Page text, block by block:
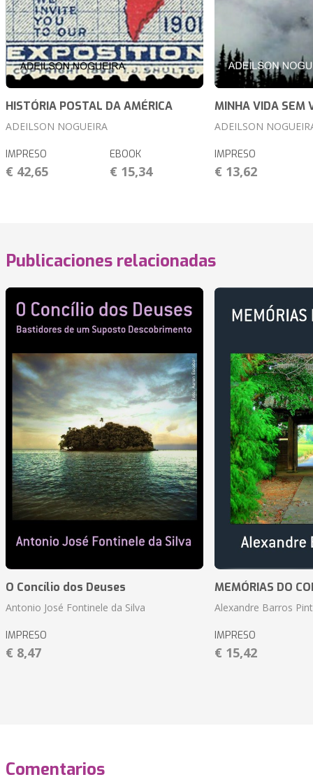
HISTÓRIA POSTAL DA AMÉRICA
ADEILSON NOGUEIRA
IMPRESO
€ 42,65
EBOOK
€ 15,34
MINHA VIDA SEM
ADEILSON
IMPRESO
€ 13,62
Publicaciones relacionadas
O Concílio dos Deuses
Antonio José Fontinele da Silva
IMPRESO
€ 8,47
MEMÓRIAS DO
Alexandre Barros
IMPRESO
€ 15,42
Comentarios